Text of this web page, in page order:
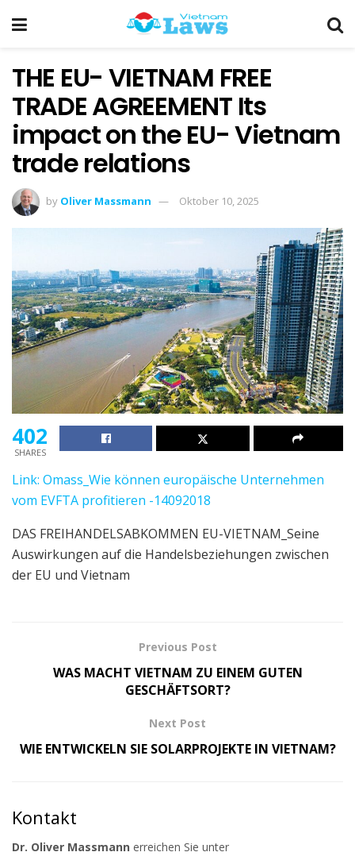
THE EU- VIETNAM FREE
TRADE AGREEMENT Its
impact on the EU- Vietnam
trade relations
by Oliver Massmann Oktober 10, 2025
402
SHARES
Link: Omass_Wie können europäische Unternehmen
vom EVFTA profitieren -14092018
DAS FREIHANDELSABKOMMEN EU-VIETNAM_ Seine
Auswirkungen auf die Handelsbeziehungen zwischen
der EU und Vietnam
Previous Post
WAS MACHT VIETNAM ZU EINEM GUTEN
GESCHÄFTSORT?
Next Post
WIE ENTWICKELN SIE SOLARPROJEKTE IN VIETNAM?
Kontakt
Dr. Oliver Massmann erreichen Sie unter